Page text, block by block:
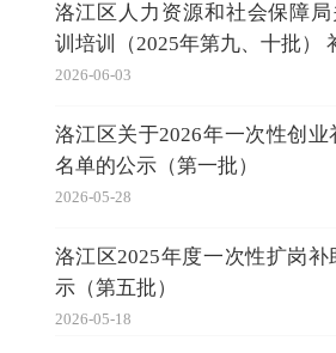
洛江区人力资源和社会保障
训培训（2025年第九、十批）
2026-06-03
洛江区关于2026年一次性创业
名单的公示（第一批）
2026-05-28
洛江区2025年度一次性扩岗补
示（第五批）
2026-05-18